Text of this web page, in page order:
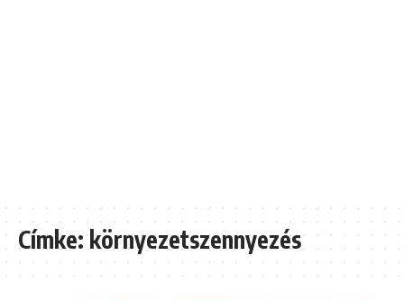
Címke:környezetszennyezés